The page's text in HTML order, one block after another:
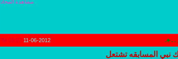
مشاهدة
11-06-2012
03:07 PM
نبي المسابقه تشتعل